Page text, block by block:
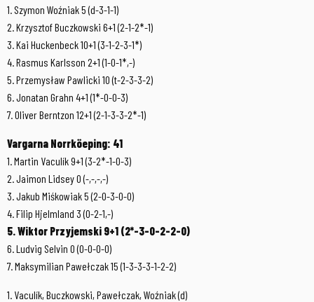
1. Szymon Woźniak 5 (d-3-1-1)
2. Krzysztof Buczkowski 6+1 (2-1-2*-1)
3. Kai Huckenbeck 10+1 (3-1-2-3-1*)
4. Rasmus Karlsson 2+1 (1-0-1*,-)
5. Przemysław Pawlicki 10 (t-2-3-3-2)
6. Jonatan Grahn 4+1 (1*-0-0-3)
7. Oliver Berntzon 12+1 (2-1-3-3-2*-1)
Vargarna Norrköeping: 41
1. Martin Vaculík 9+1 (3-2*-1-0-3)
2. Jaimon Lidsey 0 (-,-,-,-)
3. Jakub Miśkowiak 5 (2-0-3-0-0)
4. Filip Hjelmland 3 (0-2-1,-)
5. Wiktor Przyjemski 9+1 (2*-3-0-2-2-0)
6. Ludvig Selvin 0 (0-0-0-0)
7. Maksymilian Pawełczak 15 (1-3-3-3-1-2-2)
1. Vaculík, Buczkowski, Pawełczak, Woźniak (d)